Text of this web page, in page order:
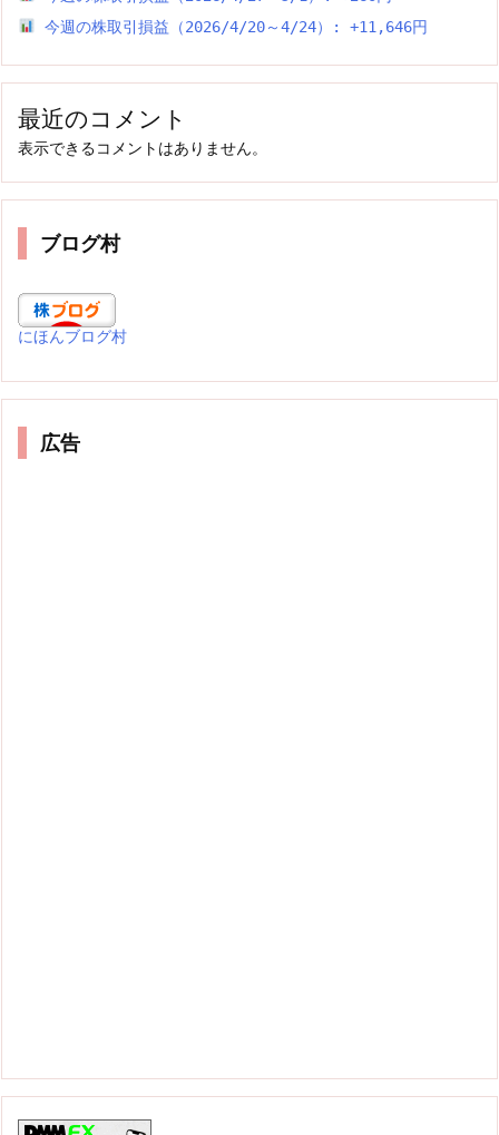
今週の株取引損益（2026/4/20～4/24）: +11,646円
最近のコメント
表示できるコメントはありません。
ブログ村
にほんブログ村
広告